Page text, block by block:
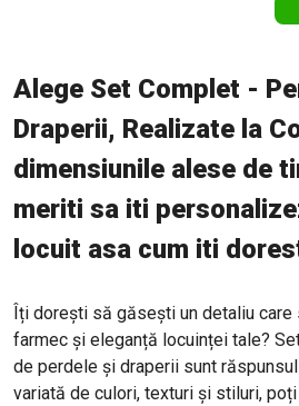
Alege Set Complet -
Draperii, Realizate la
dimensiunile alese de
meriti sa iti
locuit asa cum iti
Îți dorești să găsești un detaliu care
farmec și eleganță locuinței tale?
de perdele și draperii sunt
variată de culori, texturi și stiluri,